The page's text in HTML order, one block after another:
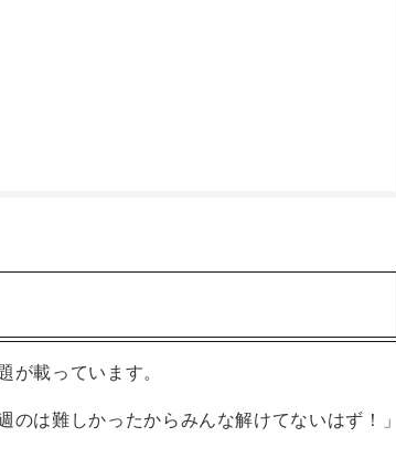
載っています。
は難しかったからみんな解けてないはず！」